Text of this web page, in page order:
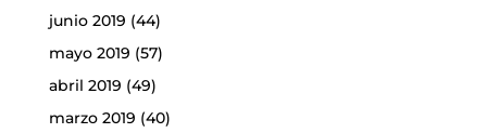
junio 2019 (44)
mayo 2019 (57)
abril 2019 (49)
marzo 2019 (40)